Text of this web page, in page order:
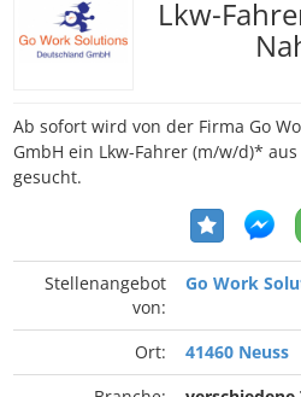
Lkw-
Ab sofort wird von der Firma Go
GmbH ein Lkw-Fahrer (m/w/d)*
gesucht.
Stellenangebot
von:
Go Work
Ort:
41460 Neuss